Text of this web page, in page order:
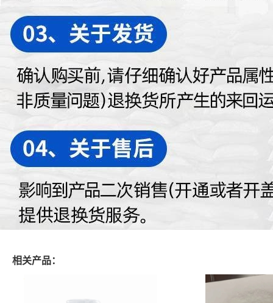
相关产品：